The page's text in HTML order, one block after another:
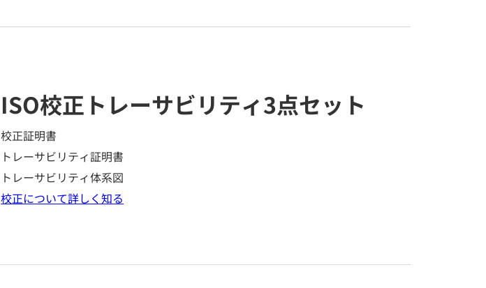
ISO校正 トレーサビリティ3点セット
校正証明書
トレーサビリティ証明書
トレーサビリティ体系図
校正について詳しく知る